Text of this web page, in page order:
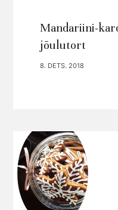
Mandariini-
jõulutort
8. DETS. 2018